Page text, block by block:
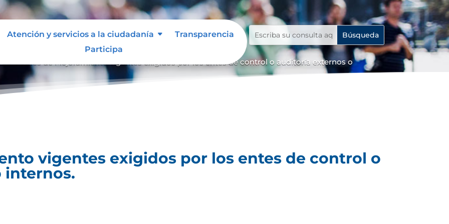
Atención y servicios a la ciudadanía
Transparencia
Participa
Planes de Mejoramiento vigentes exigidos por los entes de control o auditoría externos o
vigentes exigidos por los entes de control o
internos.